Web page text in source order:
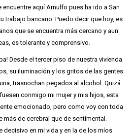
encuentre aquí Arnulfo pues ha ido a San
trabajo bancario. Puedo decir que hoy, es
que se encuentra más cercano y aun
es tolerante y comprensivo.
Desde el tercer piso de nuestra vivienda
su iluminación y los gritos de las gentes
trasnochan pegados al alcohol. Quizá
conmigo mi mujer y mis hijos, esta
emocionado, pero como voy con toda
más de cerebral que de sentimental.
decisivo en mi vida y en la de los míos